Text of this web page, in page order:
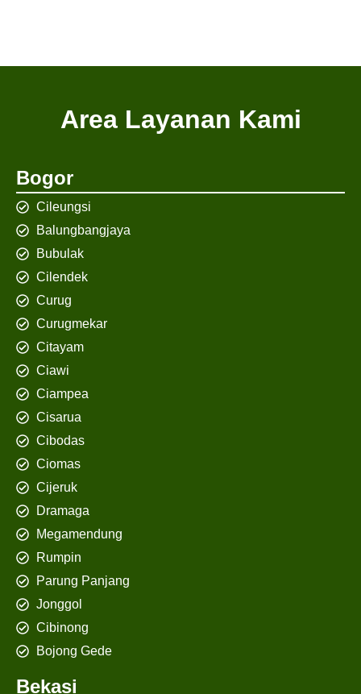
Area Layanan Kami
Bogor
Cileungsi
Balungbangjaya
Bubulak
Cilendek
Curug
Curugmekar
Citayam
Ciawi
Ciampea
Cisarua
Cibodas
Ciomas
Cijeruk
Dramaga
Megamendung
Rumpin
Parung Panjang
Jonggol
Cibinong
Bojong Gede
Bekasi